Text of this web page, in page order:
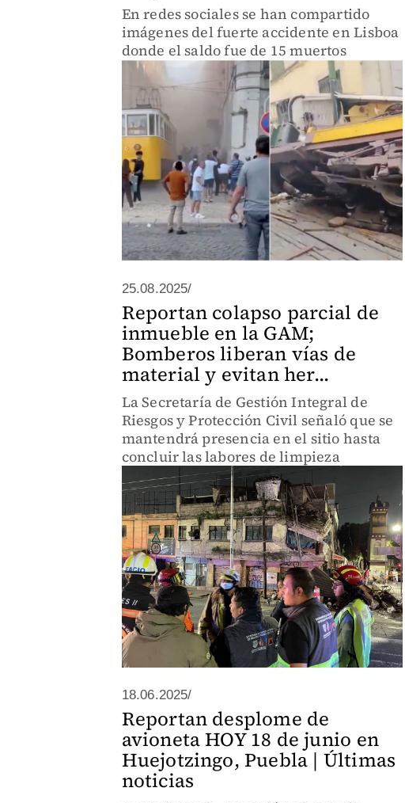
En redes sociales se han compartido
imágenes del fuerte accidente en Lisboa
donde el saldo fue de 15 muertos
25.08.2025/
Reportan colapso parcial de
inmueble en la GAM;
Bomberos liberan vías de
material y evitan her...
La Secretaría de Gestión Integral de
Riesgos y Protección Civil señaló que se
mantendrá presencia en el sitio hasta
concluir las labores de limpieza
18.06.2025/
Reportan desplome de
avioneta HOY 18 de junio en
Huejotzingo, Puebla | Últimas
noticias